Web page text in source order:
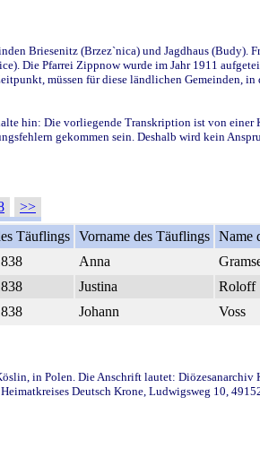
Briesenitz (Brzez`nica) und Jagdhaus (Budy).
Die Pfarrei Zippnow wurde im Jahr 1911
müssen für diese ländlichen Gemeinden,
hin: Die vorliegende Transkription ist von
gekommen sein. Deshalb wird kein
>>
Täuflings Vorname des Täuflings Name
Anna
Justina Roloff
Johann Voss
in Polen. Die Anschrift lautet:
Deutsch Krone, Ludwigsweg 10,